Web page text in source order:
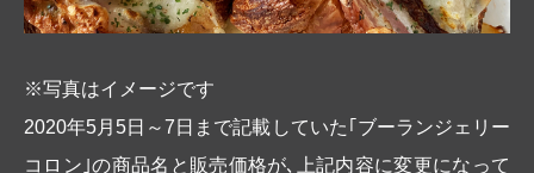
※写真はイメージです
2020年5月5日～7日まで記載していた｢ブーランジェリー
コロン｣の商品名と販売価格が､上記内容に変更になって